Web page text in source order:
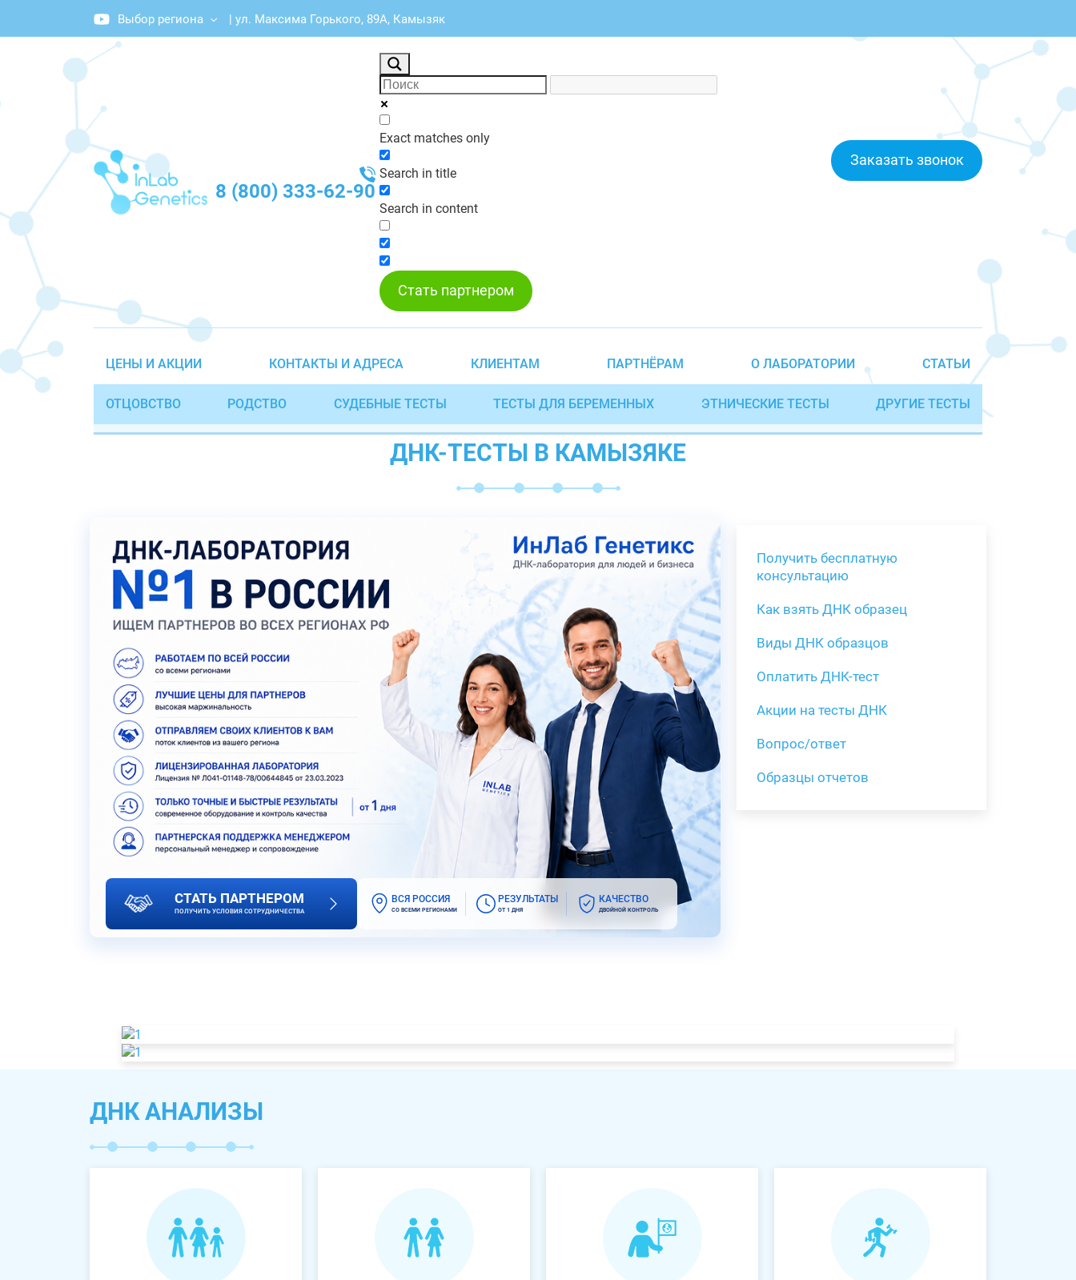
Выбор региона | ул. Максима Горького, 89А, Камызяк
8 (800) 333-62-90
Exact matches only
Search in title
Search in content
Заказать звонок
Стать партнером
ЦЕНЫ И АКЦИИ КОНТАКТЫ И АДРЕСА КЛИЕНТАМ ПАРТНЁРАМ О ЛАБОРАТОРИИ СТАТЬИ
ОТЦОВСТВО РОДСТВО СУДЕБНЫЕ ТЕСТЫ ТЕСТЫ ДЛЯ БЕРЕМЕННЫХ ЭТНИЧЕСКИЕ ТЕСТЫ ДРУГИЕ ТЕСТЫ
ДНК-ТЕСТЫ В КАМЫЗЯКЕ
СТАТЬ ПАРТНЕРОМ
ПОЛУЧИТЬ УСЛОВИЯ СОТРУДНИЧЕСТВА
ВСЯ РОССИЯ
СО ВСЕМИ РЕГИОНАМИ
РЕЗУЛЬТАТЫ
ОТ 1 ДНЯ
КАЧЕСТВО
ДВОЙНОЙ КОНТРОЛЬ
Получить бесплатную
консультацию
Как взять ДНК образец
Виды ДНК образцов
Оплатить ДНК-тест
Акции на тесты ДНК
Вопрос/ответ
Образцы отчетов
ДНК АНАЛИЗЫ